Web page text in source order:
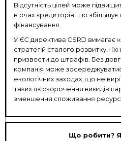
Відсутність цілей може
в очах кредиторів, що
фінансування.
У ЄС директива CSRD вимагає
стратегій сталого розвитку, і
призвести до штрафів. Без
компанія може
екологічних заходах, що не
таких як скорочення викидів
зменшення споживання
Що робити?